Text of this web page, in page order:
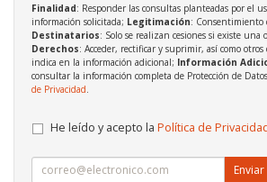
Finalidad: Responder las consultas planteadas por el
información solicitada; Legitimación: Consentimiento
Destinatarios: Solo se realizan cesiones si existe una
Derechos: Acceder, rectificar y suprimir, así como otros
indica en la información adicional; Información
consultar la información completa de Protección de
de Privacidad.
He leído y acepto la Política de
Enviar